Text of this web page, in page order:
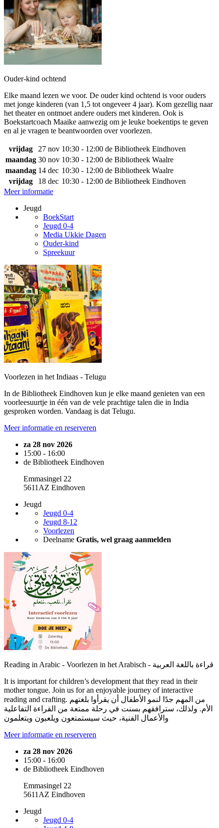
Ouder-kind ochtend
Elke maand lezen we voor. De ouder kind ochtend is voor ouders
met jonge kinderen (van 1,5 tot ongeveer 4 jaar). Kom gezellig naar
het theater en ontmoet andere ouders met kinderen. Ook is
Boekstartcoach Maaike aanwezig om je leuke boekentips te geven
en al je vragen te beantwoorden over voorlezen.
vrijdag 27 nov 10:30 - 12:00 de Bibliotheek Eindhoven
maandag 30 nov 10:30 - 12:00 de Bibliotheek Waalre
maandag 14 dec 10:30 - 12:00 de Bibliotheek Waalre
vrijdag
18 dec 10:30 - 12:00 de Bibliotheek Eindhoven
Meer informatie
Jeugd
BoekStart
Jeugd 0-4
Media Ukkie Dagen
Ouder-kind
Spreekuur
Voorlezen in het Indiaas - Telugu
In de Bibliotheek Eindhoven kun je elke maand genieten van een
voorleesuurtje in één van de vele prachtige talen die in India
gesproken worden. Vandaag is dat Telugu.
Meer informatie en reserveren
za 28 nov 2026
15:00 - 16:00
de Bibliotheek Eindhoven
Emmasingel 22
5611AZ Eindhoven
Jeugd
Jeugd 0-4
Jeugd 8-12
Voorlezen
Deelname Gratis, wel graag aanmelden
Reading in Arabic - Voorlezen in het Arabisch - قراءة باللغة العربية
It is important for children’s development that they read in their
mother tongue. Join us for an enjoyable journey of interactive
reading and crafting. من المهم جدًا لنمو الأطفال أن يقرأوا بلغتهم
الأم. ولذلك، سترافقهم بسنت في رحلة ممتعة من القراءة التفاعلية
والأعمال الفنية، حيث سيستمتعون ويلعبون ويتعلمون
Meer informatie en reserveren
za 28 nov 2026
15:00 - 16:00
de Bibliotheek Eindhoven
Emmasingel 22
5611AZ Eindhoven
Jeugd
Jeugd 0-4